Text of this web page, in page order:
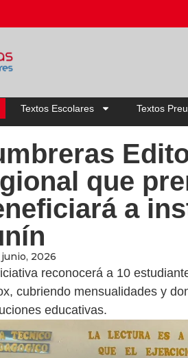
Textos Escolares Textos
que
a
2026
reconocerá a 10
cubriendo mensualidades y
educativas.